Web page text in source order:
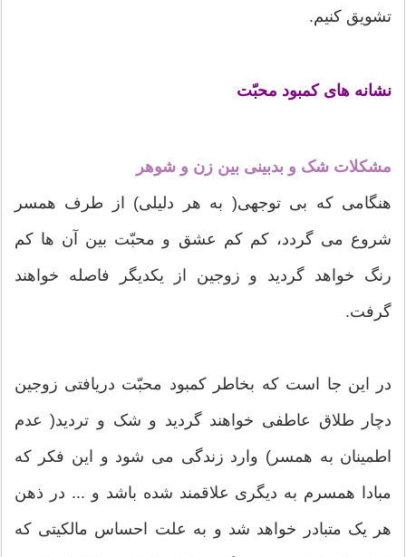
تشویق کنیم.
نشانه های کمبود محبّت
مشکلات شک و بدبینی بین زن و شوهر
هنگامی که بی توجهی( به هر دلیلی) از طرف همسر
شروع می گردد، کم کم عشق و محبّت بین آن ها کم
رنگ خواهد گردید و زوجین از یکدیگر فاصله خواهند
گرفت.
در این جا است که بخاطر کمبود محبّت دریافتی زوجین
دچار طلاق عاطفی خواهند گردید و شک و تردید( عدم
اطمینان به همسر) وارد زندگی می شود و این فکر که
مبادا همسرم به دیگری علاقمند شده باشد و ... در ذهن
هر یک متبادر خواهد شد و به علت احساس مالکیتی که